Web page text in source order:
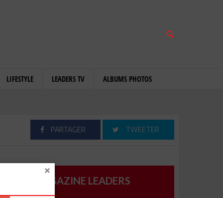
LIFESTYLE LEADERS TV ALBUMS PHOTOS
PARTAGER TWEETER
MAGAZINE LEADERS